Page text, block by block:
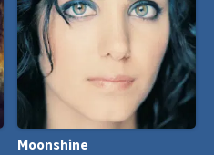
Moonshine